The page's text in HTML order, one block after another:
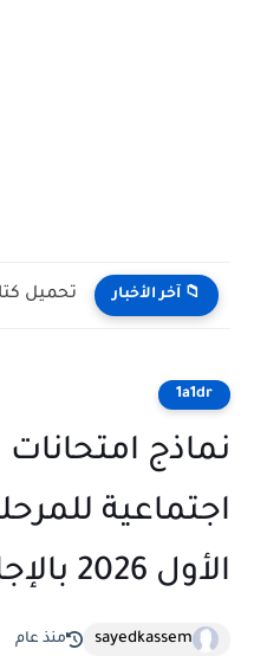
📁 آخر الأخبار
1a1dr
نماذج
اجتماعية
الأول 2026 بالإجابات PDF
sayedkassem منذ عام